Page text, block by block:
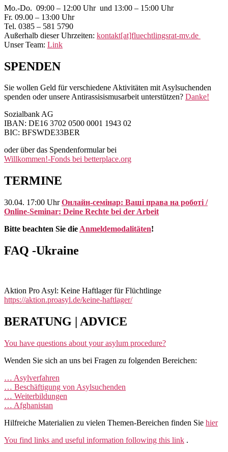
Widgetbereich
Mo.-Do. 09:00 – 12:00 Uhr und 13:00 – 15:00 Uhr
Fr. 09.00 – 13:00 Uhr
Tel. 0385 – 581 5790
Außerhalb dieser Uhrzeiten: kontakt[at]fluechtlingsrat-mv.de
Unser Team: Link
SPENDEN
Sie wollen Geld für verschiedene Aktivitäten mit Asylsuchenden
spenden oder unsere Antirassisismusarbeit unterstützen? Danke!
Sozialbank AG
IBAN: DE16 3702 0500 0001 1943 02
BIC: BFSWDE33BER
oder über das Spendenformular bei
Willkommen!-Fonds bei betterplace.org
TERMINE
30.04. 17:00 UhrОнлайн-семінар: Ваші права на роботі /
Online-Seminar: Deine Rechte bei der Arbeit
Bitte beachten Sie die Anmeldemodalitäten!
FAQ -Ukraine
Aktion Pro Asyl: Keine Haftlager für Flüchtlinge
https://aktion.proasyl.de/keine-haftlager/
BERATUNG | ADVICE
You have questions about your asylum procedure?
Wenden Sie sich an uns bei Fragen zu folgenden Bereichen:
… Asylverfahren
… Beschäftigung von Asylsuchenden
… Weiterbildungen
… Afghanistan
Hilfreiche Materialien zu vielen Themen-Bereichen finden Sie hier
You find links and useful information following this link .